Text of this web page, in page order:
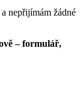
nepřijímám žádné
– formulář,